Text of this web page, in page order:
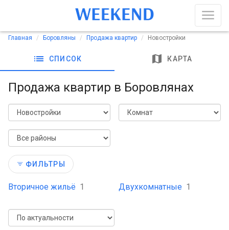
Главная Боровляны Продажа квартир Новостройки
list СПИСОК map КАРТА
Продажа квартир в Боровлянах
ФИЛЬТРЫ
Вторичное жильё 1 Двухкомнатные 1